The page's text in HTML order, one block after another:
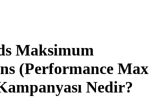
Maksimum
(Performance Max
Nedir?